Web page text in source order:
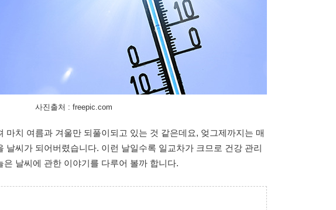
사진출처 : freepic.com
마치 여름과 겨울만 되풀이되고 있는 것 같은데요, 엊그제까지는 매
날씨가 되어버렸습니다. 이런 날일수록 일교차가 크므로 건강 관리
날씨에 관한 이야기를 다루어 볼까 합니다.